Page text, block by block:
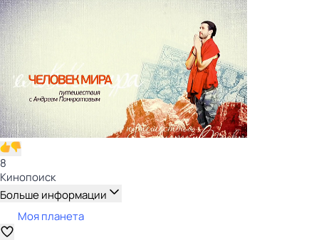
8
Кинопоиск
Больше информации
Моя планета